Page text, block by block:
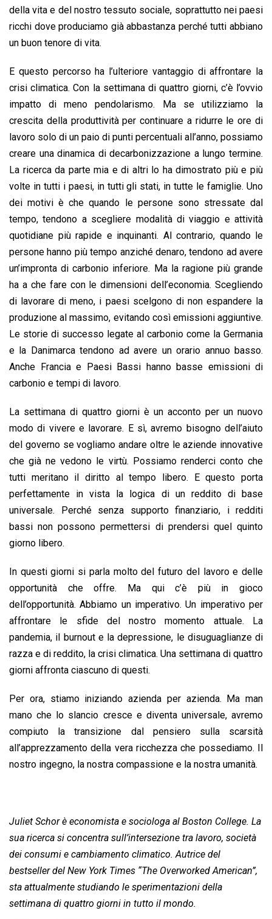
della vita e del nostro tessuto sociale, soprattutto nei paesi
ricchi dove produciamo già abbastanza perché tutti abbiano
un buon tenore di vita.
E questo percorso ha l’ulteriore vantaggio di affrontare la
crisi climatica. Con la settimana di quattro giorni, c’è l’ovvio
impatto di meno pendolarismo. Ma se utilizziamo la
crescita della produttività per continuare a ridurre le ore di
lavoro solo di un paio di punti percentuali all’anno, possiamo
creare una dinamica di decarbonizzazione a lungo termine.
La ricerca da parte mia e di altri lo ha dimostrato più e più
volte in tutti i paesi, in tutti gli stati, in tutte le famiglie. Uno
dei motivi è che quando le persone sono stressate dal
tempo, tendono a scegliere modalità di viaggio e attività
quotidiane più rapide e inquinanti. Al contrario, quando le
persone hanno più tempo anziché denaro, tendono ad avere
un’impronta di carbonio inferiore. Ma la ragione più grande
ha a che fare con le dimensioni dell’economia. Scegliendo
di lavorare di meno, i paesi scelgono di non espandere la
produzione al massimo, evitando così emissioni aggiuntive.
Le storie di successo legate al carbonio come la Germania
e la Danimarca tendono ad avere un orario annuo basso.
Anche Francia e Paesi Bassi hanno basse emissioni di
carbonio e tempi di lavoro.
La settimana di quattro giorni è un acconto per un nuovo
modo di vivere e lavorare. E sì, avremo bisogno dell’aiuto
del governo se vogliamo andare oltre le aziende innovative
che già ne vedono le virtù. Possiamo renderci conto che
tutti meritano il diritto al tempo libero. E questo porta
perfettamente in vista la logica di un reddito di base
universale. Perché senza supporto finanziario, i redditi
bassi non possono permettersi di prendersi quel quinto
giorno libero.
In questi giorni si parla molto del futuro del lavoro e delle
opportunità che offre. Ma qui c’è più in gioco
dell’opportunità. Abbiamo un imperativo. Un imperativo per
affrontare le sfide del nostro momento attuale. La
pandemia, il burnout e la depressione, le disuguaglianze di
razza e di reddito, la crisi climatica. Una settimana di quattro
giorni affronta ciascuno di questi.
Per ora, stiamo iniziando azienda per azienda. Ma man
mano che lo slancio cresce e diventa universale, avremo
compiuto la transizione dal pensiero sulla scarsità
all’apprezzamento della vera ricchezza che possediamo. Il
nostro ingegno, la nostra compassione e la nostra umanità.
Juliet Schor è economista e sociologa al Boston College. La
sua ricerca si concentra sull’intersezione tra lavoro, società
dei consumi e cambiamento climatico. Autrice del
bestseller del New York Times “The Overworked American”,
sta attualmente studiando le sperimentazioni della
settimana di quattro giorni in tutto il mondo.